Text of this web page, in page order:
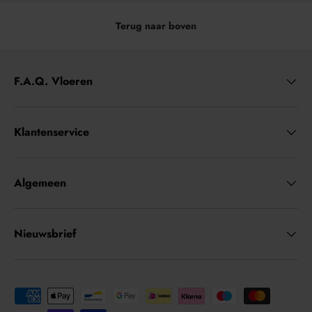
Terug naar boven
F.A.Q. Vloeren
Klantenservice
Algemeen
Nieuwsbrief
Geaccepteerde betaalmethoden